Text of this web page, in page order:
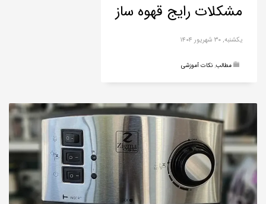
مشکلات رایج قهوه ساز
یکشنبه, ۳۰ شهریور ۱۴۰۴
مطالب, نکات آموزشی